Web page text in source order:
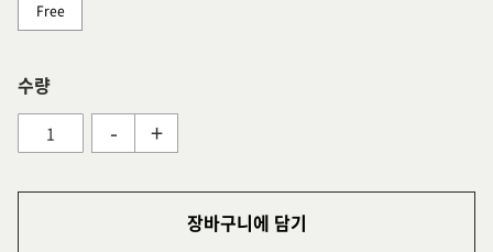
Free
수량
- +
장바구니에 담기